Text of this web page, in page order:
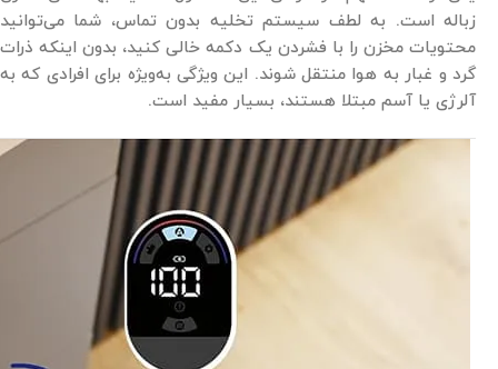
زباله است. به لطف سیستم تخلیه بدون تماس، شما می‌توانید
محتویات مخزن را با فشردن یک دکمه خالی کنید، بدون اینکه ذرات
گرد و غبار به هوا منتقل شوند. این ویژگی به‌ویژه برای افرادی که به
آلرژی یا آسم مبتلا هستند، بسیار مفید است.